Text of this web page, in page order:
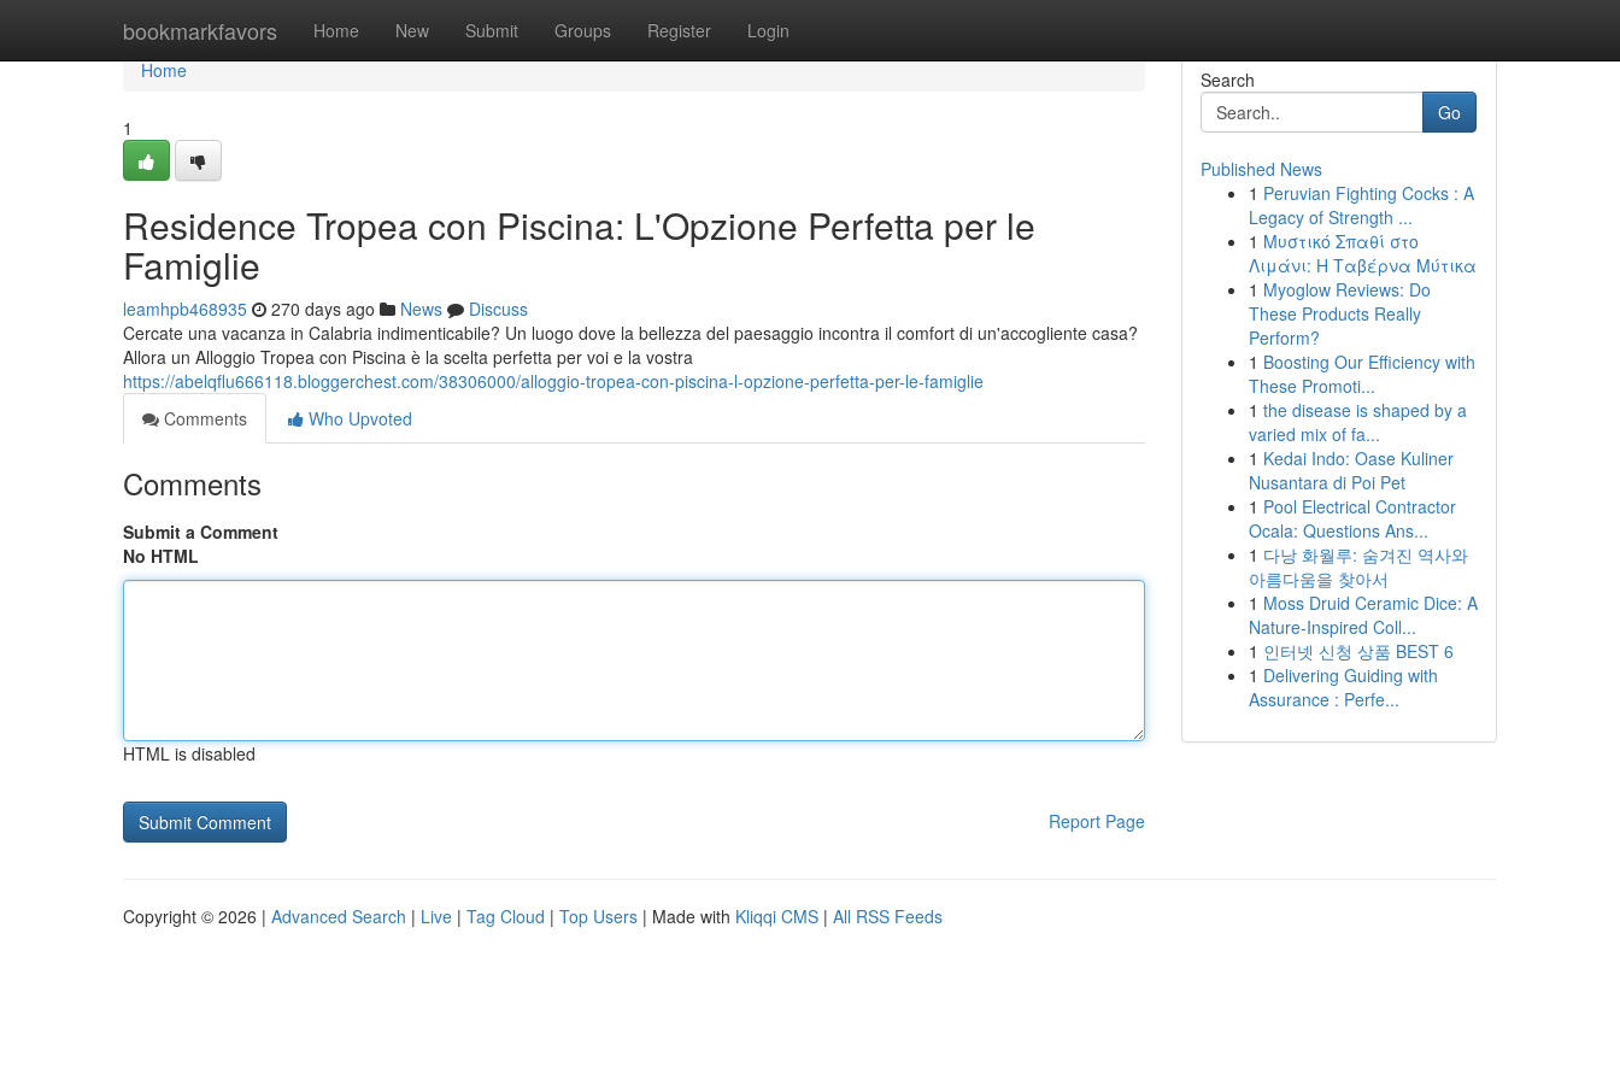
bookmarkfavors Home New Submit Groups Register Login
Home
Home
1
Residence Tropea con Piscina: L'Opzione Perfetta per le
Famiglie
leamhpb468935 270 days ago News
Discuss
Cercate una vacanza in Calabria indimenticabile? Un luogo dove la bellezza del paesaggio incontra il comfort di un'accogliente casa?
Allora un Alloggio Tropea con Piscina è la scelta perfetta per voi e la vostra
https://abelqflu666118.bloggerchest.com/38306000/alloggio-tropea-con-piscina-l-opzione-perfetta-per-le-famiglie
Comments
Who Upvoted
Comments
Submit a Comment
No HTML
HTML is disabled
Report Page
Search
Go
Published News
1 Peruvian Fighting Cocks : A
Legacy of Strength ...
1 Μυστικό Σπαθί στο
Λιμάνι: Η Ταβέρνα Μύτικα
1 Myoglow Reviews: Do
These Products Really
Perform?
1 Boosting Our Efficiency with
These Promoti...
1 the disease is shaped by a
varied mix of fa...
1 Kedai Indo: Oase Kuliner
Nusantara di Poi Pet
1 Pool Electrical Contractor
Ocala: Questions Ans...
1 다낭 화월루: 숨겨진 역사와
아름다움을 찾아서
1 Moss Druid Ceramic Dice: A
Nature-Inspired Coll...
1 인터넷 신청 상품 BEST 6
1 Delivering Guiding with
Assurance : Perfe...
Copyright © 2026 | Advanced Search | Live | Tag Cloud | Top Users | Made with Kliqqi CMS | All RSS Feeds